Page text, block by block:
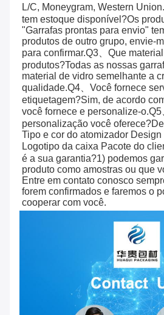
L/C, Moneygram, Western
tem estoque disponível?Os
"Garrafas prontas para envio"
produtos de outro grupo, envie-
para confirmar.Q3、Que
produtos?Todas as nossas
material de vidro semelhante a
qualidade.Q4、Você fornece
etiquetagem?Sim, de acordo
você fornece e personalize-
personalização você
Tipo e cor do atomizador Design
Logotipo da caixa Pacote do
é a sua garantia?1) podemos
produto como amostras ou que
Entre em contato conosco
forem confirmados e faremos o
cooperar com você.